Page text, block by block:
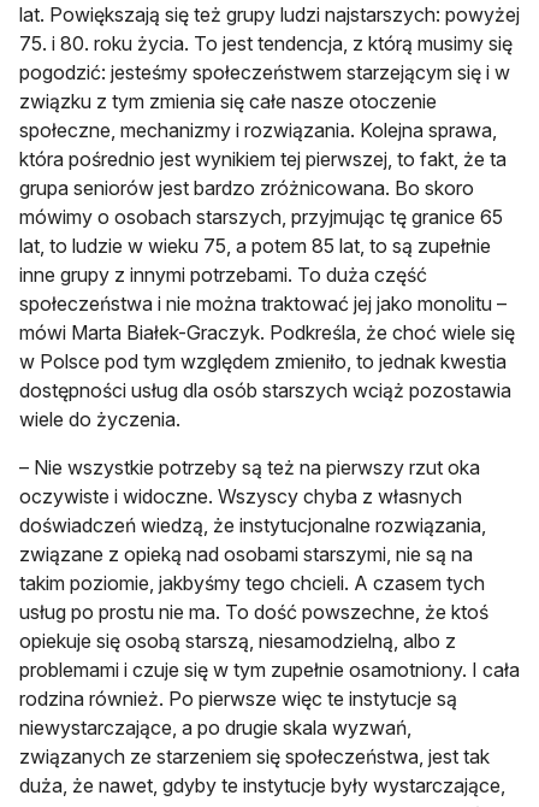
lat. Powiększają się też grupy ludzi najstarszych: powyżej
75. i 80. roku życia. To jest tendencja, z którą musimy się
pogodzić: jesteśmy społeczeństwem starzejącym się i w
związku z tym zmienia się całe nasze otoczenie
społeczne, mechanizmy i rozwiązania. Kolejna sprawa,
która pośrednio jest wynikiem tej pierwszej, to fakt, że ta
grupa seniorów jest bardzo zróżnicowana. Bo skoro
mówimy o osobach starszych, przyjmując tę granice 65
lat, to ludzie w wieku 75, a potem 85 lat, to są zupełnie
inne grupy z innymi potrzebami. To duża część
społeczeństwa i nie można traktować jej jako monolitu –
mówi Marta Białek-Graczyk. Podkreśla, że choć wiele się
w Polsce pod tym względem zmieniło, to jednak kwestia
dostępności usług dla osób starszych wciąż pozostawia
wiele do życzenia.
– Nie wszystkie potrzeby są też na pierwszy rzut oka
oczywiste i widoczne. Wszyscy chyba z własnych
doświadczeń wiedzą, że instytucjonalne rozwiązania,
związane z opieką nad osobami starszymi, nie są na
takim poziomie, jakbyśmy tego chcieli. A czasem tych
usług po prostu nie ma. To dość powszechne, że ktoś
opiekuje się osobą starszą, niesamodzielną, albo z
problemami i czuje się w tym zupełnie osamotniony. I cała
rodzina również. Po pierwsze więc te instytucje są
niewystarczające, a po drugie skala wyzwań,
związanych ze starzeniem się społeczeństwa, jest tak
duża, że nawet, gdyby te instytucje były wystarczające,